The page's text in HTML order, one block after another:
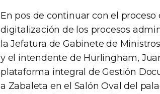
En pos de continuar con el
digitalización de los procesos
la Jefatura de Gabinete de
y el intendente de Hurlingham,
plataforma integral de Gestión
a Zabaleta en el Salón Oval del